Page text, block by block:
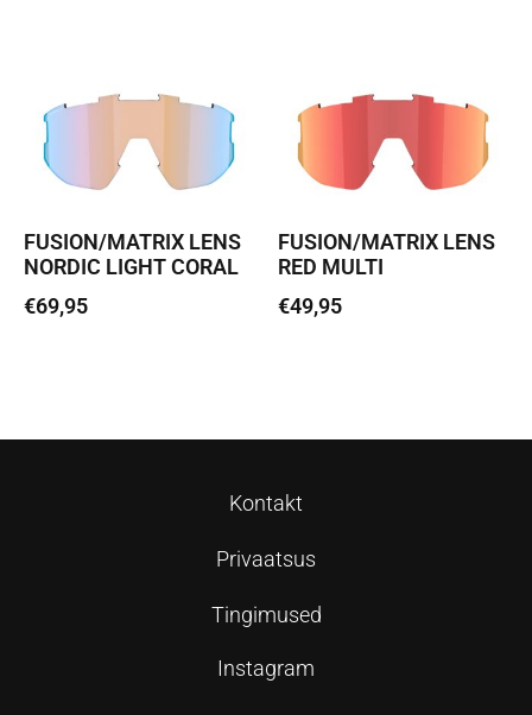
FUSION/MATRIX LENS
NORDIC LIGHT CORAL
€69,95
FUSION/MATRIX LENS
RED MULTI
€49,95
Kontakt
Privaatsus
Tingimused
Instagram